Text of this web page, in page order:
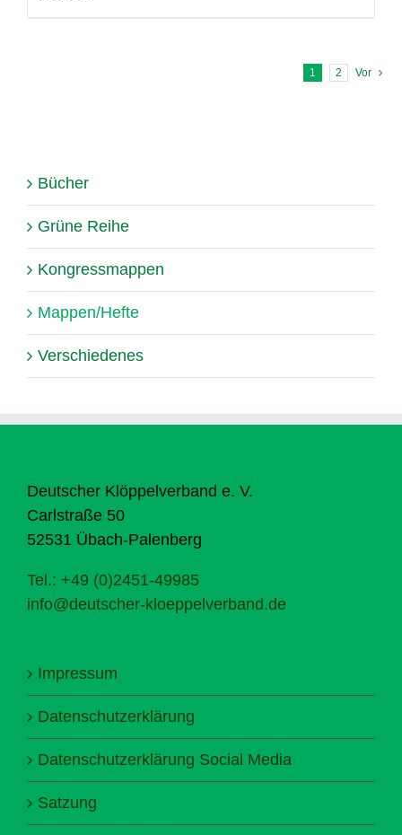
1 2 Vor
Bücher
Grüne Reihe
Kongressmappen
Mappen/Hefte
Verschiedenes
Deutscher Klöppelverband e. V.
Carlstraße 50
52531 Übach-Palenberg
Tel.: +49 (0)2451-49985
info@deutscher-kloeppelverband.de
Impressum
Datenschutzerklärung
Datenschutzerklärung Social Media
Satzung